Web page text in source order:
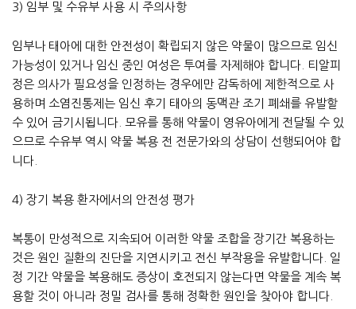
3) 임부 및 수유부 사용 시 주의사항
임부나 태아에 대한 안전성이 확립되지 않은 약물이 많으므로 임신
가능성이 있거나 임신 중인 여성은 투여를 자제해야 합니다. 티알피
정은 의사가 필요성을 인정하는 경우에만 감독하에 제한적으로 사
용하며 소염진통제는 임신 후기 태아의 동맥관 조기 폐쇄를 유발할
수 있어 금기시됩니다. 모유를 통해 약물이 영유아에게 전달될 수 있
으므로 수유부 역시 약물 복용 전 전문가와의 상담이 선행되어야 합
니다.
4) 장기 복용 환자에서의 안전성 평가
복통이 만성적으로 지속되어 이러한 약물 조합을 장기간 복용하는
것은 원인 질환의 진단을 지연시키고 전신 부작용을 유발합니다. 일
정 기간 약물을 복용해도 증상이 호전되지 않는다면 약물을 계속 복
용할 것이 아니라 정밀 검사를 통해 정확한 원인을 찾아야 합니다.